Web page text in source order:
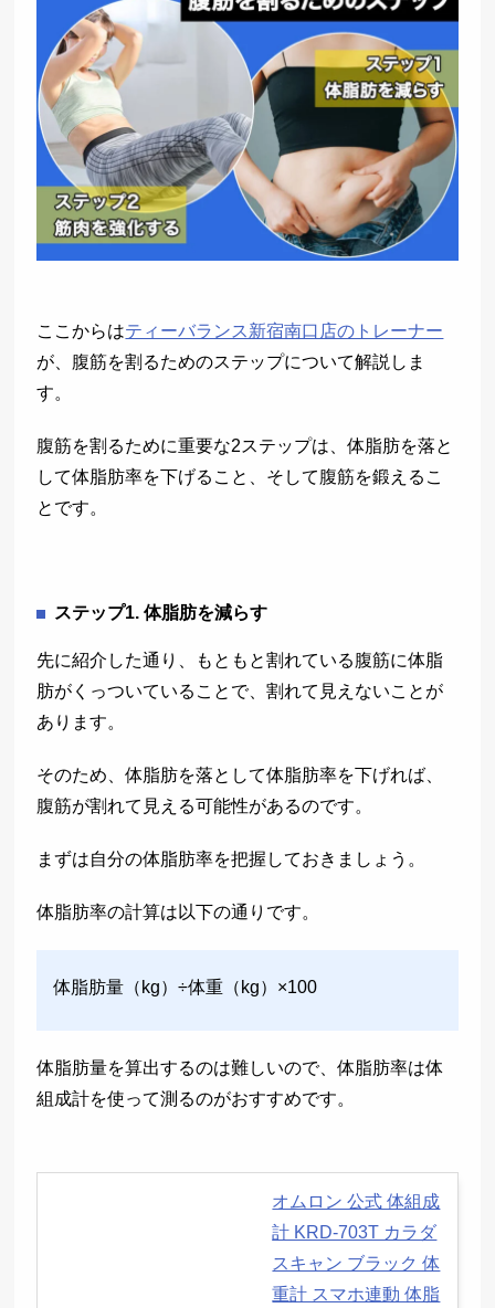
ここからはティーバランス新宿南口店のトレーナー
が、腹筋を割るためのステップについて解説しま
す。
腹筋を割るために重要な2ステップは、体脂肪を落と
して体脂肪率を下げること、そして腹筋を鍛えるこ
とです。
ステップ1. 体脂肪を減らす
先に紹介した通り、もともと割れている腹筋に体脂
肪がくっついていることで、割れて見えないことが
あります。
そのため、体脂肪を落として体脂肪率を下げれば、
腹筋が割れて見える可能性があるのです。
まずは自分の体脂肪率を把握しておきましょう。
体脂肪率の計算は以下の通りです。
体脂肪量（kg）÷体重（kg）×100
体脂肪量を算出するのは難しいので、体脂肪率は体
組成計を使って測るのがおすすめです。
オムロン 公式 体組成
計 KRD-703T カラダ
スキャン ブラック 体
重計 スマホ連動 体脂